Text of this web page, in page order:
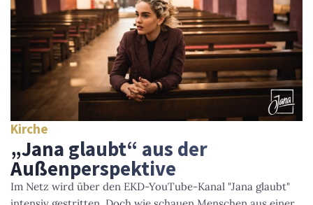
Kirche
„Jana glaubt“ aus der
Außenperspektive
Im Netz wird über den EKD-YouTube-Kanal "Jana glaubt"